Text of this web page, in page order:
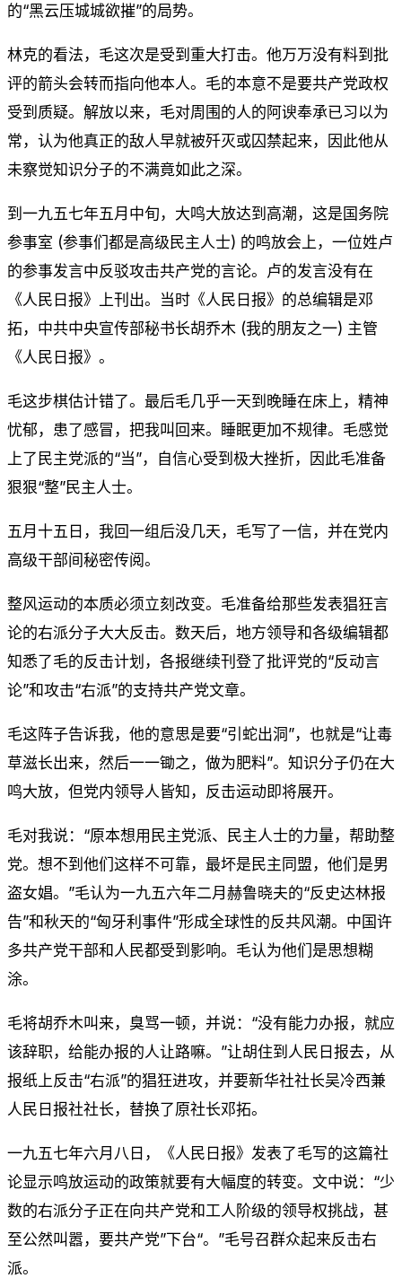
的“黑云压城城欲摧”的局势。
林克的看法，毛这次是受到重大打击。他万万没有料到批
评的箭头会转而指向他本人。毛的本意不是要共产党政权
受到质疑。解放以来，毛对周围的人的阿谀奉承已习以为
常，认为他真正的敌人早就被歼灭或囚禁起来，因此他从
未察觉知识分子的不满竟如此之深。
到一九五七年五月中旬，大鸣大放达到高潮，这是国务院
参事室 (参事们都是高级民主人士) 的鸣放会上，一位姓卢
的参事发言中反驳攻击共产党的言论。卢的发言没有在
《人民日报》上刊出。当时《人民日报》的总编辑是邓
拓，中共中央宣传部秘书长胡乔木 (我的朋友之一) 主管
《人民日报》。
毛这步棋估计错了。最后毛几乎一天到晚睡在床上，精神
忧郁，患了感冒，把我叫回来。睡眠更加不规律。毛感觉
上了民主党派的“当”，自信心受到极大挫折，因此毛准备
狠狠“整”民主人士。
五月十五日，我回一组后没几天，毛写了一信，并在党内
高级干部间秘密传阅。
整风运动的本质必须立刻改变。毛准备给那些发表猖狂言
论的右派分子大大反击。数天后，地方领导和各级编辑都
知悉了毛的反击计划，各报继续刊登了批评党的“反动言
论”和攻击“右派”的支持共产党文章。
毛这阵子告诉我，他的意思是要“引蛇出洞”，也就是“让毒
草滋长出来，然后一一锄之，做为肥料”。知识分子仍在大
鸣大放，但党内领导人皆知，反击运动即将展开。
毛对我说：“原本想用民主党派、民主人士的力量，帮助整
党。想不到他们这样不可靠，最坏是民主同盟，他们是男
盗女娼。”毛认为一九五六年二月赫鲁晓夫的“反史达林报
告”和秋天的“匈牙利事件”形成全球性的反共风潮。中国许
多共产党干部和人民都受到影响。毛认为他们是思想糊
涂。
毛将胡乔木叫来，臭骂一顿，并说：“没有能力办报，就应
该辞职，给能办报的人让路嘛。”让胡住到人民日报去，从
报纸上反击“右派”的猖狂进攻，并要新华社社长吴冷西兼
人民日报社社长，替换了原社长邓拓。
一九五七年六月八日，《人民日报》发表了毛写的这篇社
论显示鸣放运动的政策就要有大幅度的转变。文中说：“少
数的右派分子正在向共产党和工人阶级的领导权挑战，甚
至公然叫嚣，要共产党”下台“。”毛号召群众起来反击右
派。